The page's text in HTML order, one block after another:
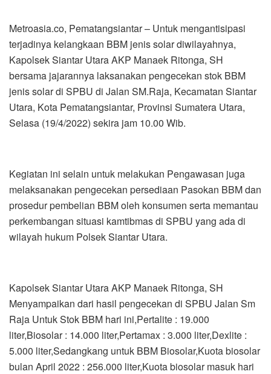
Metroasia.co, Pematangsiantar – Untuk mengantisipasi
terjadinya kelangkaan BBM jenis solar diwilayahnya,
Kapolsek Siantar Utara AKP Manaek Ritonga, SH
bersama jajarannya laksanakan pengecekan stok BBM
jenis solar di SPBU di Jalan SM.Raja, Kecamatan Siantar
Utara, Kota Pematangsiantar, Provinsi Sumatera Utara,
Selasa (19/4/2022) sekira jam 10.00 Wib.
Kegiatan ini selain untuk melakukan Pengawasan juga
melaksanakan pengecekan persediaan Pasokan BBM dan
prosedur pembelian BBM oleh konsumen serta memantau
perkembangan situasi kamtibmas di SPBU yang ada di
wilayah hukum Polsek Siantar Utara.
Kapolsek Siantar Utara AKP Manaek Ritonga, SH
Menyampaikan dari hasil pengecekan di SPBU Jalan Sm
Raja Untuk Stok BBM hari ini,Pertalite : 19.000
liter,Biosolar : 14.000 liter,Pertamax : 3.000 liter,Dexlite :
5.000 liter,Sedangkang untuk BBM Biosolar,Kuota biosolar
bulan April 2022 : 256.000 liter,Kuota biosolar masuk hari